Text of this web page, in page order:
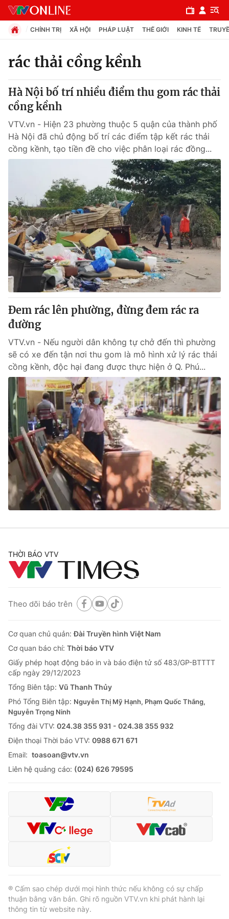
Chuyên mục
Chính trị
Xã hội
Pháp luật
Thế giới
Tin tức
Thế giới đó đây
Câu chuyện quốc tế
Kinh tế
Tài chính
Thị trường
Góc doanh nghiệp
Dữ liệu và đời sống
Truyền hình
Phim VTV
Hậu trường
Nhân vật
Khán giả
Giải sao mai
Giải trí
Điện ảnh
Âm nhạc
Sao
Đời sống
Du lịch
Làm đẹp
Chất lượng cuộc sống
Giáo dục
Tuyển sinh
Học trực tuyến
Công nghệ
Hitech Công nghệ tương lai
Sản phẩm
Thị trường
Tư vấn
Giao lưu trực tuyến
Lịch phát sóng
Chuyên mục khác
Photo Infographic
Video Shorts video
VTV Money VTV Thể thao
VTV Sức khoẻ Bất động sản
Thị trường 24h
VTV4 Vươn mình bằng AI
VTV9
Theo dõi báo trên
CHÍNH TRỊ XÃ HỘI PHÁP LUẬT THẾ GIỚI KINH TẾ
rác thải cồng kềnh
Hà Nội bố trí nhiều điểm thu gom rác thải
cồng kềnh
VTV.vn - Hiện 23 phường thuộc 5 quận của thành phố
Hà Nội đã chủ động bố trí các điểm tập kết rác thải
cồng kềnh, tạo tiền đề cho việc phân loại rác đồng...
Đem rác lên phường, đừng đem rác ra
đường
VTV.vn - Nếu người dân không tự chở đến thì phường
sẽ có xe đến tận nơi thu gom là mô hình xử lý rác thải
cồng kềnh, độc hại đang được thực hiện ở Q. Phú...
THỜI BÁO VTV
Theo dõi báo trên
Cơ quan chủ quản:Đài Truyền hình Việt Nam
Cơ quan báo chí: Thời báo VTV
Giấy phép hoạt động báo in và báo điện tử số 483/GP-BTTTT
cấp ngày 29/12/2023
Tổng Biên tập: Vũ Thanh Thủy
Phó Tổng Biên tập: Nguyễn Thị Mỹ Hạnh, Phạm Quốc Thắng,
Nguyễn Trọng Ninh
Tổng đài VTV: 024.38 355 931 - 024.38 355 932
Ðiện thoại Thời báo VTV: 0988 671 671
Email: toasoan@vtv.vn
Liên hệ quảng cáo: (024) 626 79595
® Cấm sao chép dưới mọi hình thức nếu không có sự chấp
thuận bằng văn bản. Ghi rõ nguồn VTV.vn khi phát hành lại
thông tin từ website này.